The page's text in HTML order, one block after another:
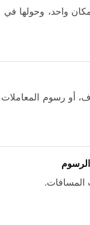
واحد، وحولها في
أو رسوم المعاملات